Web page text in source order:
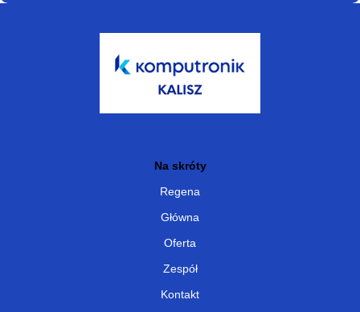
Na skróty
Regena
Główna
Oferta
Zespół
Kontakt